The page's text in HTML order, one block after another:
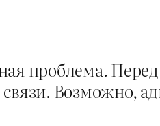
проблема.
Возможно,